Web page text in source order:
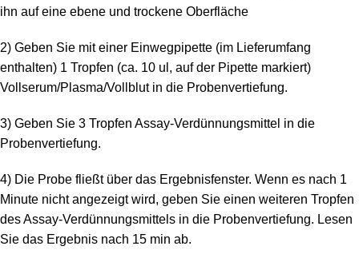
ihn auf eine ebene und trockene Oberfläche
2) Geben Sie mit einer Einwegpipette (im Lieferumfang
enthalten) 1 Tropfen (ca. 10 ul, auf der Pipette markiert)
Vollserum/Plasma/Vollblut in die Probenvertiefung.
3) Geben Sie 3 Tropfen Assay-Verdünnungsmittel in die
Probenvertiefung.
4) Die Probe fließt über das Ergebnisfenster. Wenn es nach 1
Minute nicht angezeigt wird, geben Sie einen weiteren Tropfen
des Assay-Verdünnungsmittels in die Probenvertiefung. Lesen
Sie das Ergebnis nach 15 min ab.